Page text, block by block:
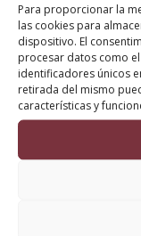
Para proporcionar la
las cookies para
dispositivo. El
procesar datos como
identificadores únicos
retirada del mismo
características y